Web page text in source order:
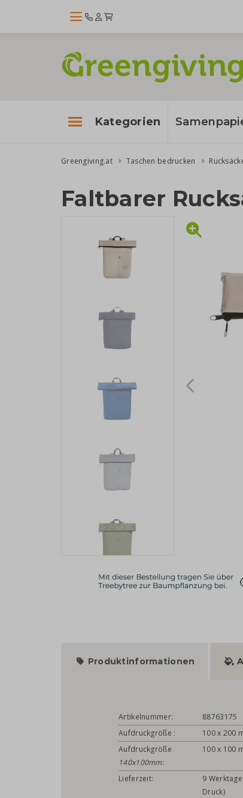
Kategorien
Greengiving.at Taschen bedrucken
Faltbarer
Produktinformationen
Artikelnummer:
88763175
Aufdruckgröße :
100 x 200
Aufdruckgröße
140x100mm:
100 x 100
Lieferzeit:
9
Druck)